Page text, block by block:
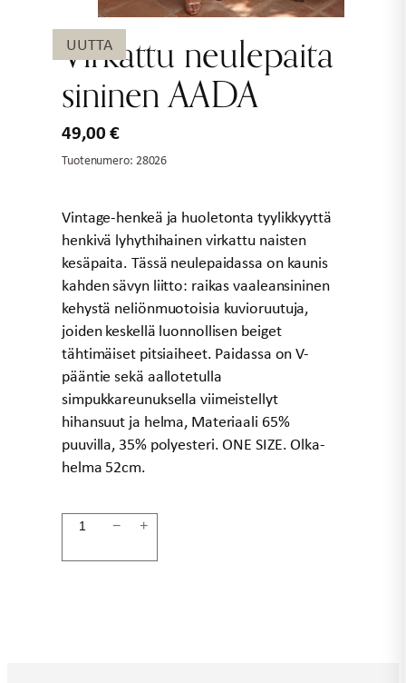
UUTTA
Virkattu neulepaita
sininen AADA
49,00€
Tuotenumero: 28026
Vintage-henkeä ja huoletonta tyylikkyyttä
henkivä lyhythihainen virkattu naisten
kesäpaita. Tässä neulepaidassa on kaunis
kahden sävyn liitto: raikas vaaleansininen
kehystä neliönmuotoisia kuvioruutuja,
joiden keskellä luonnollisen beiget
tähtimäiset pitsiaiheet. Paidassa on V-
pääntie sekä aallotetulla
simpukkareunuksella viimeistellyt
hihansuut ja helma, Materiaali 65%
puuvilla, 35% polyesteri. ONE SIZE. Olka-
helma 52cm.
Virkattu− +